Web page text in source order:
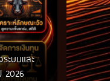
ระบบและ
2026